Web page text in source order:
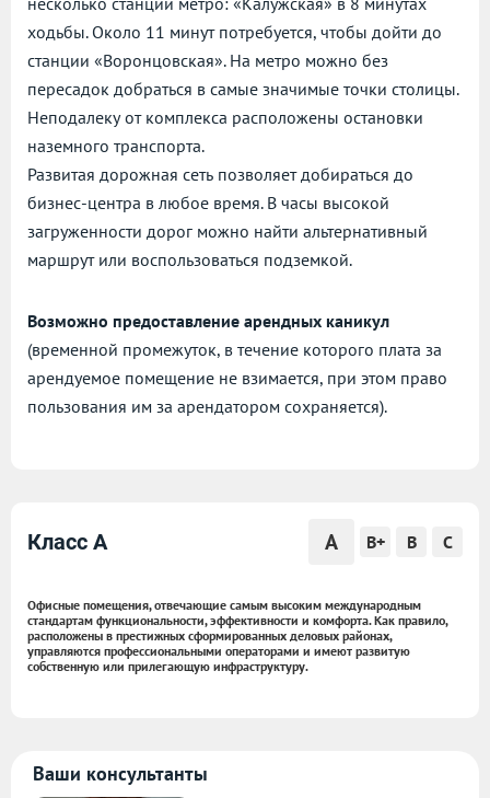
ходьбы. Около 11 минут потребуется, чтобы дойти до
станции «Воронцовская». На метро можно без
пересадок добраться в самые значимые точки столицы.
Неподалеку от комплекса расположены остановки
наземного транспорта.
Развитая дорожная сеть позволяет добираться до
бизнес-центра в любое время. В часы высокой
загруженности дорог можно найти альтернативный
маршрут или воспользоваться подземкой.
Возможно предоставление арендных каникул
(временной промежуток, в течение которого плата за
арендуемое помещение не взимается, при этом право
пользования им за арендатором сохраняется).
Класс A A B+ B C
Офисные помещения, отвечающие самым высоким международным
стандартам функциональности, эффективности и комфорта. Как правило,
расположены в престижных сформированных деловых районах,
управляются профессиональными операторами и имеют развитую
собственную или прилегающую инфраструктуру.
Ваши консультанты